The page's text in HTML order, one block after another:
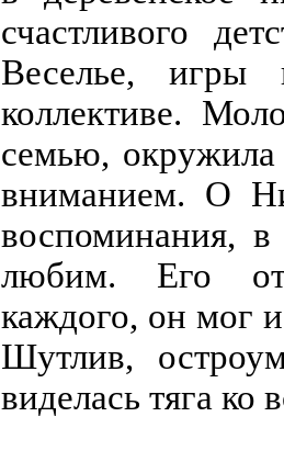
счастливого
Веселье, игры
коллективе.
семью,
вниманием. О
воспоминания,
любим. Его
каждого, он мог
Шутлив,
виделась тяга ко